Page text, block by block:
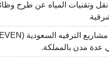
وتقنيات المياه عن طرح
عدة مدن بالمملكة.